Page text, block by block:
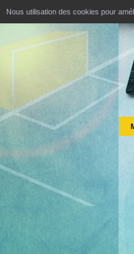
Nous utilisation des cookies pour